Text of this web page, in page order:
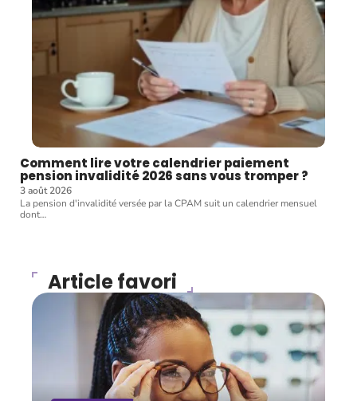
Comment lire votre calendrier paiement
pension invalidité 2026 sans vous tromper ?
3 août 2026
La pension d'invalidité versée par la CPAM suit un calendrier mensuel
dont…
Article favori